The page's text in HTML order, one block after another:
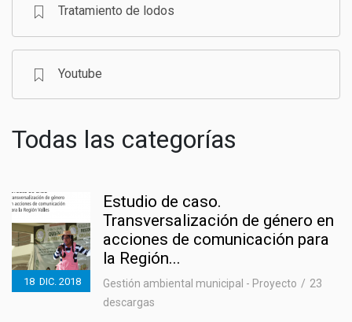
Tratamiento de lodos
Youtube
Todas las categorías
18 DIC. 2018
Estudio de caso.
Transversalización de género en
acciones de comunicación para
la Región...
Gestión ambiental municipal - Proyecto
23
descargas